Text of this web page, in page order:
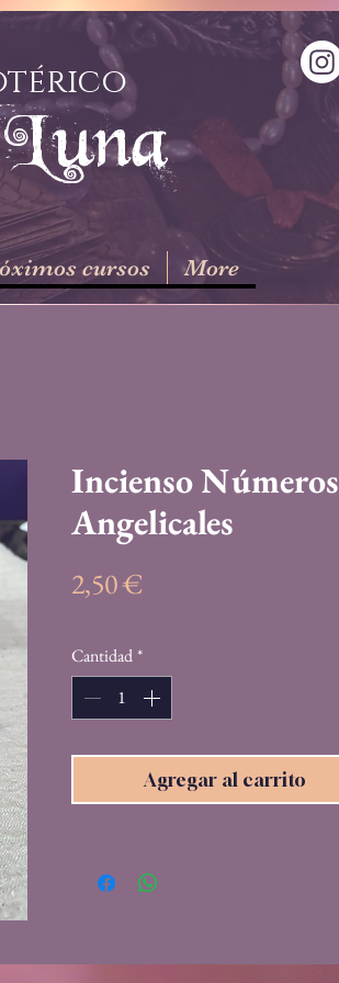
cursos More
Incienso Números
Angelicales
2,50 €
Cantidad*
Agregar al carrito